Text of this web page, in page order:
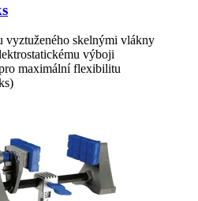
vyztuženého skelnými vlákny
výboji
maximální flexibilitu